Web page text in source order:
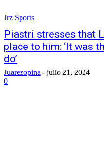
Jrz Sports
Piastri stresses that
place to him: ‘It was
do’
Juarezopina - julio 21, 2024
0